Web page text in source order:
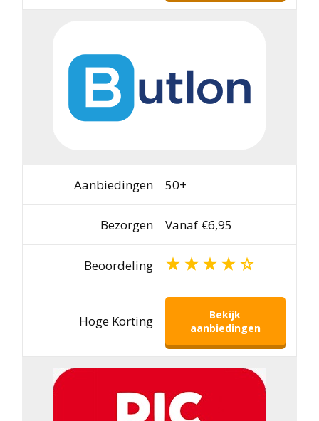
Aanbiedingen 50+
Bezorgen Vanaf €6,95
Beoordeling
Hoge Korting
Bekijk
aanbiedingen